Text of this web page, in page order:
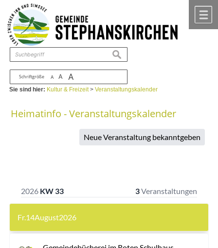
Zum Inhalt ,zur Navigation
Schriftgröße A A A
suchen
Sie sind hier: Kultur & Freizeit>Veranstaltungskalender
Heimatinfo - Veranstaltungskalender